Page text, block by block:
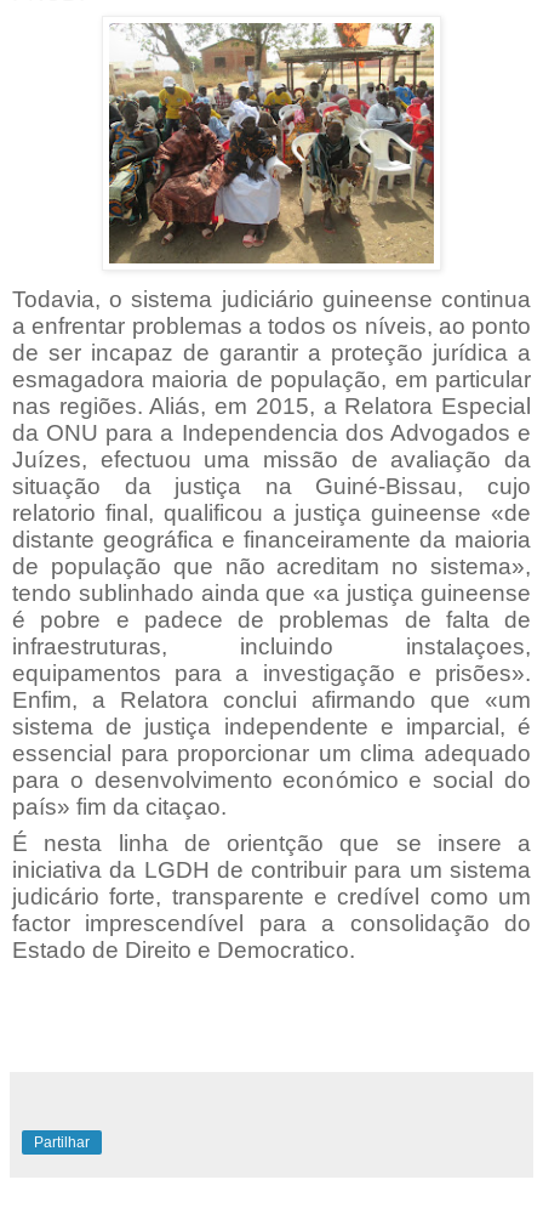
Todavia, o sistema judiciário guineense continua
a enfrentar problemas a todos os níveis, ao ponto
de ser incapaz de garantir a proteção jurídica a
esmagadora maioria de população, em particular
nas regiões. Aliás, em 2015, a Relatora Especial
da ONU para a Independencia dos Advogados e
Juízes, efectuou uma missão de avaliação da
situação da justiça na Guiné-Bissau, cujo
relatorio final, qualificou a justiça guineense «de
distante geográfica e financeiramente da maioria
de população que não acreditam no sistema»,
tendo sublinhado ainda que «a justiça guineense
é pobre e padece de problemas de falta de
infraestruturas, incluindo instalaçoes,
equipamentos para a investigação e prisões».
Enfim, a Relatora conclui afirmando que «um
sistema de justiça independente e imparcial, é
essencial para proporcionar um clima adequado
para o desenvolvimento económico e social do
país» fim da citaçao.
É nesta linha de orientção que se insere a
iniciativa da LGDH de contribuir para um sistema
judicário forte, transparente e credível como um
factor imprescendível para a consolidação do
Estado de Direito e Democratico.
Partilhar